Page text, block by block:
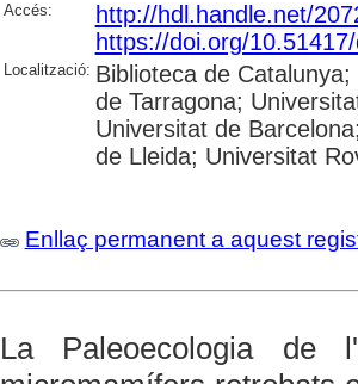
Accés:
http://hdl.handle.net/
https://doi.org/
Localització: Biblioteca de
de Tarragona;
Universitat de
de Lleida; Universitat
Enllaç permanent a aquest
La Paleoecologia de